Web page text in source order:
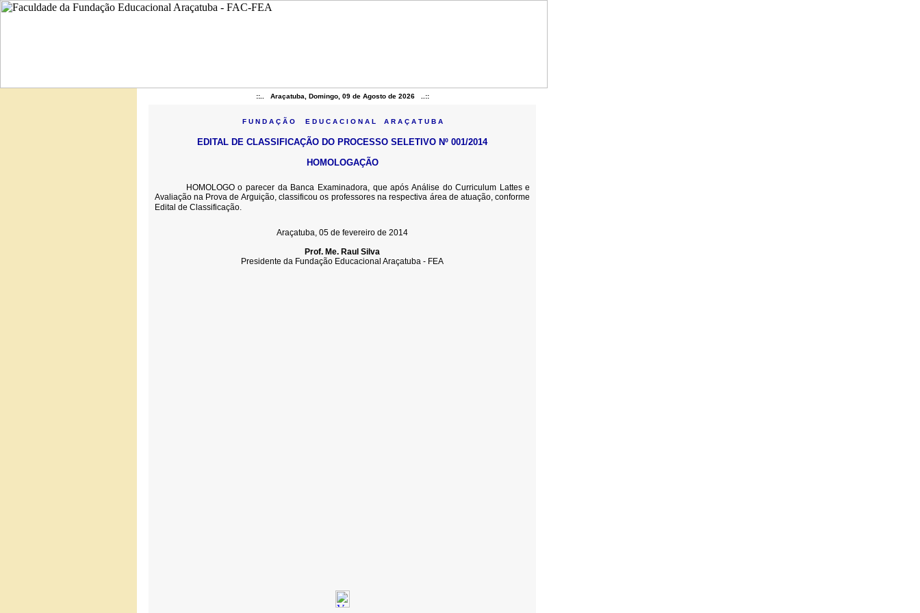
::.. Araçatuba, Domingo, 09 de Agosto de 2026 ..::
F U N D A Ç Ã O E D U C A C I O N A L A R A Ç A T U B A
EDITAL DE CLASSIFICAÇÃO DO PROCESSO SELETIVO Nº 001/2014
HOMOLOGAÇÃO
HOMOLOGO o parecer da Banca Examinadora, que após Análise do Curriculum Lattes e
Avaliação na Prova de Arguição, classificou os professores na respectiva área de atuação, conforme
Edital de Classificação.
Araçatuba, 05 de fevereiro de 2014
Prof. Me. Raul Silva
Presidente da Fundação Educacional Araçatuba - FEA